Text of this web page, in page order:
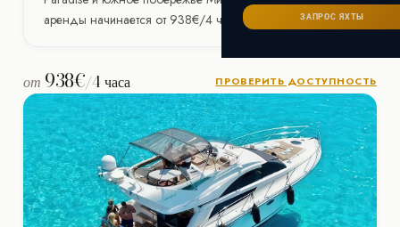
Ибица
ИТАЛИЯ
Сардиния
Хорватия
САНКТ-ПЕТЕРБУРГ
ЗАПРОС ЯХТЫ
аренды начинается от 938€/4 часа.
от 938€/4 часа ПРОВЕРИТЬ ДОСТУПНОСТЬ